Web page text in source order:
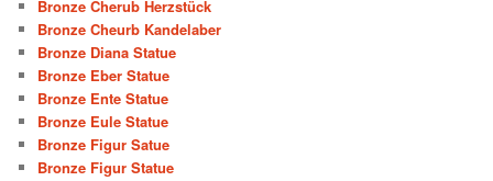
Bronze Cherub Herzstück
Bronze Cheurb Kandelaber
Bronze Diana Statue
Bronze Eber Statue
Bronze Ente Statue
Bronze Eule Statue
Bronze Figur Satue
Bronze Figur Statue